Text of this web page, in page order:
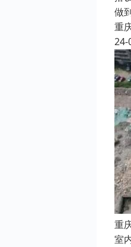
做
重
24-
重
室